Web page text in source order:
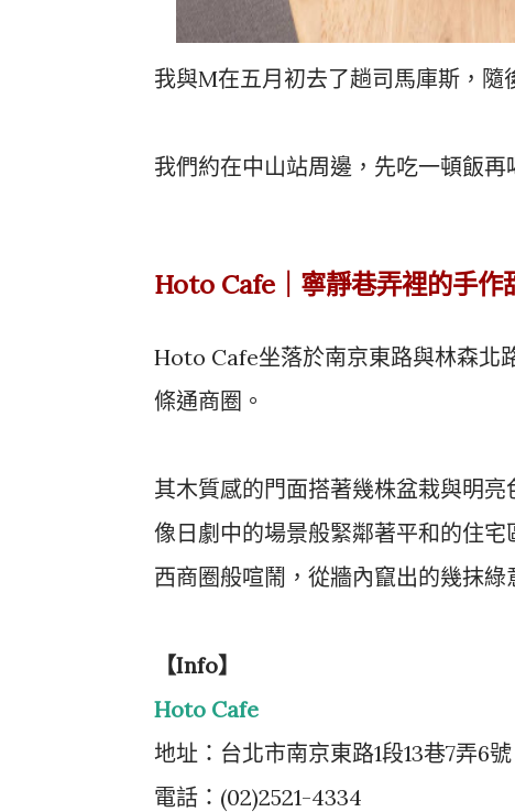
我與M在五月初去了趟司馬庫斯，隨
我們約在中山站周邊，先吃一頓飯再
Hoto Cafe｜寧靜巷弄裡的手作
Hoto Cafe坐落於南京東路與林森北
條通商圈。
其木質感的門面搭著幾株盆栽與明
像日劇中的場景般緊鄰著平和的住
西商圈般喧鬧，從牆內竄出的幾抹
【Info】
Hoto Cafe
地址：台北市南京東路1段13巷7弄6號
電話：(02)2521-4334